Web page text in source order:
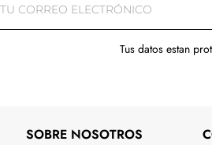
Tus datos estan
SOBRE NOSOTROS